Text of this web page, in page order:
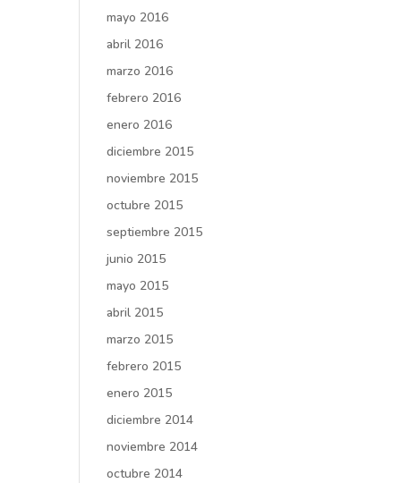
mayo 2016
abril 2016
marzo 2016
febrero 2016
enero 2016
diciembre 2015
noviembre 2015
octubre 2015
septiembre 2015
junio 2015
mayo 2015
abril 2015
marzo 2015
febrero 2015
enero 2015
diciembre 2014
noviembre 2014
octubre 2014